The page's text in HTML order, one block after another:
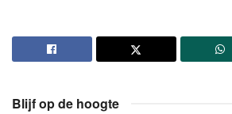
Blijf op de hoogte